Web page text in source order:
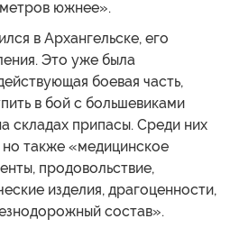
южнее».
в Архангельске, его
Это уже была
боевая часть,
в бой с большевиками
складах припасы. Среди них
также «медицинское
продовольствие,
изделия, драгоценности,
состав».